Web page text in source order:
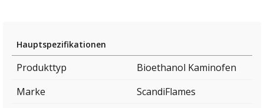
Hauptspezifikationen
Produkttyp
Bioethanol Kaminofen
Marke
ScandiFlames